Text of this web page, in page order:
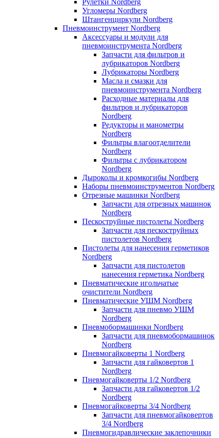
Угломеры Nordberg
Штангенциркули Nordberg
Пневмоинструмент Nordberg
Аксессуары и модули для
пневмоинструмента Nordberg
Запчасти для фильтров и
лубрикаторов Nordberg
Лубрикаторы Nordberg
Масла и смазки для
пневмоинструмента Nordberg
Расходные материалы для
фильтров и лубрикаторов
Nordberg
Редукторы и манометры
Nordberg
Фильтры влагоотделители
Nordberg
Фильтры с лубрикатором
Nordberg
Дыроколы и кромкогибы Nordberg
Наборы пневмоинструментов Nordberg
Отрезные машинки Nordberg
Запчасти для отрезных машинок
Nordberg
Пескоструйные пистолеты Nordberg
Запчасти для пескоструйных
пистолетов Nordberg
Пистолеты для нанесения герметиков
Nordberg
Запчасти для пистолетов
нанесения герметика Nordberg
Пневматические игольчатые
очистители Nordberg
Пневматические УШМ Nordberg
Запчасти для пневмо УШМ
Nordberg
Пневмобормашинки Nordberg
Запчасти для пневмобормашинок
Nordberg
Пневмогайковерты 1 Nordberg
Запчасти для гайковертов 1
Nordberg
Пневмогайковерты 1/2 Nordberg
Запчасти для гайковертов 1/2
Nordberg
Пневмогайковерты 3/4 Nordberg
Запчасти для пневмогайковертов
3/4 Nordberg
Пневмогидравлические заклепочники